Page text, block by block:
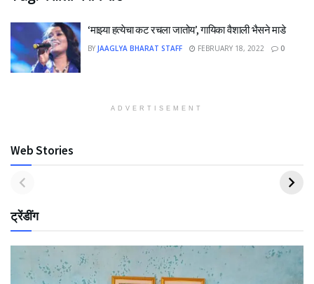
‘माझ्या हत्येचा कट रचला जातोय’, गायिका वैशाली भैसने माडे
BY JAAGLYA BHARAT STAFF FEBRUARY 18, 2022 0
ADVERTISEMENT
Web Stories
ट्रेंडींग